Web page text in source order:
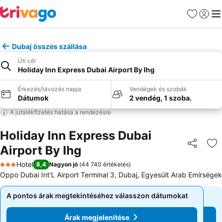
Kedvencek
Dubaj összes szállása
Úti cél
Holiday Inn Express Dubai Airport By Ihg
Érkezés/távozás napja
Dátumok
Vendégek és szobák
2 vendég, 1 szoba.
A jutalékfizetés hatása a rendezésre
Holiday Inn Express Dubai
Airport By Ihg
3 Kategória
Hotel 8,4 Nagyon jó (44 740 értékelés)
Oppo Dubai Int'L Airport Terminal 3, Dubaj, Egyesült Arab Emírségek
A pontos árak megtekintéséhez válasszon dátumokat
Árak megjelenítése
A pontos árak megtekintéséhez válasszon dátumokat
Árak megjelenítése